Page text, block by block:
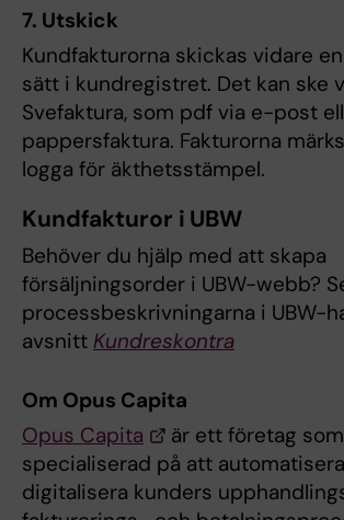
7. Utskick
Kundfakturorna skickas vidare
sätt i kundregistret. Det kan ske
Svefaktura, som pdf via e-post
pappersfaktura. Fakturorna
logga för äkthetsstämpel.
Kundfakturor i UBW
Behöver du hjälp med att skapa
försäljningsorder i UBW-webb?
processbeskrivningarna i UBW-
avsnitt Kundreskontra
Om Opus Capita
Opus Capita
är ett företag
specialiserad på att
digitalisera kunders